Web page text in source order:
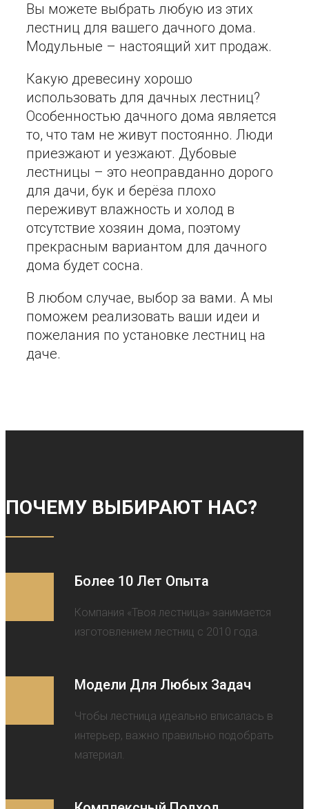
Вы можете выбрать любую из этих
лестниц для вашего дачного дома.
Модульные – настоящий хит продаж.
Какую древесину хорошо
использовать для дачных лестниц?
Особенностью дачного дома является
то, что там не живут постоянно. Люди
приезжают и уезжают. Дубовые
лестницы – это неоправданно дорого
для дачи, бук и берёза плохо
переживут влажность и холод в
отсутствие хозяин дома, поэтому
прекрасным вариантом для дачного
дома будет сосна.
В любом случае, выбор за вами. А мы
поможем реализовать ваши идеи и
пожелания по установке лестниц на
даче.
ПОЧЕМУ ВЫБИРАЮТ НАС?
Более 10 Лет Опыта
Компания «Твоя лестница» занимается
изготовлением лестниц с 2010 года.
Модели Для Любых Задач
Чтобы лестница идеально вписалась в
интерьер, важно правильно подобрать
материал.